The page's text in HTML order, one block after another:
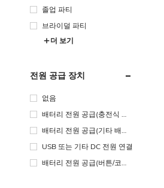
졸업 파티
브라이덜 파티
더 보기
전원 공급 장치
없음
배터리 전원 공급(충전식 배
배터리 전원 공급(기타 배터
USB 또는 기타 DC 전원 연결
배터리 전원 공급(버튼/코인